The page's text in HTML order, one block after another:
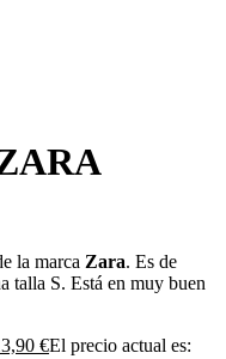
la marca Zara. Es de
talla S. Está en muy buen
€El precio actual es: